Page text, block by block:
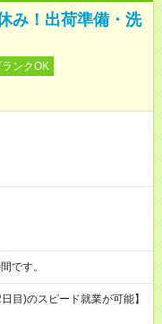
み！出荷準備・洗
ランクOK
間です。
目)のスピード就業が可能】